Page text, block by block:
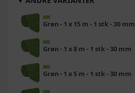
Grøn - 1 x 15 m - 1 stk - 30 mm
Grøn - 1 x 8 m - 1 stk - 30 mm
Grøn - 1 x 5 m - 1 stk - 30 mm